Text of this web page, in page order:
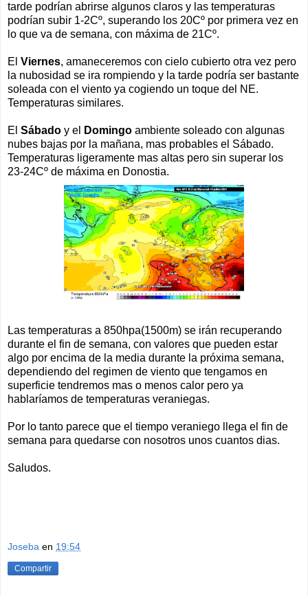
tarde podrían abrirse algunos claros y las temperaturas
podrían subir 1-2Cº, superando los 20Cº por primera vez en
lo que va de semana, con máxima de 21Cº.
El Viernes, amaneceremos con cielo cubierto otra vez pero
la nubosidad se ira rompiendo y la tarde podría ser bastante
soleada con el viento ya cogiendo un toque del NE.
Temperaturas similares.
El Sábado y el Domingo ambiente soleado con algunas
nubes bajas por la mañana, mas probables el Sábado.
Temperaturas ligeramente mas altas pero sin superar los
23-24Cº de máxima en Donostia.
Las temperaturas a 850hpa(1500m) se irán recuperando
durante el fin de semana, con valores que pueden estar
algo por encima de la media durante la próxima semana,
dependiendo del regimen de viento que tengamos en
superficie tendremos mas o menos calor pero ya
hablaríamos de temperaturas veraniegas.
Por lo tanto parece que el tiempo veraniego llega el fin de
semana para quedarse con nosotros unos cuantos dias.
Saludos.
Joseba en 19:54
Compartir